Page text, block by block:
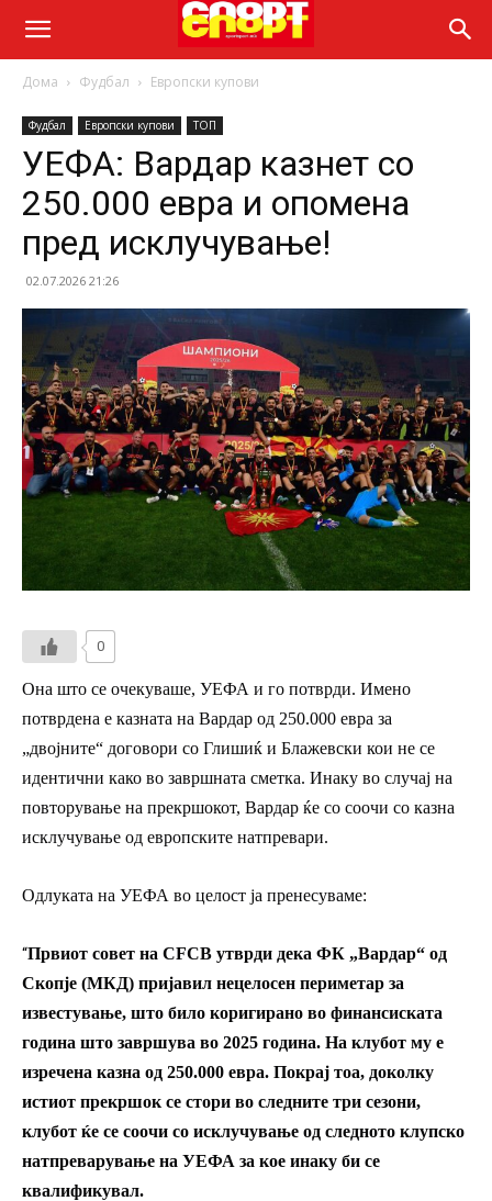
Дома Фудбал Европски купови
Фудбал Европски купови ТОП
УЕФА: Вардар казнет со
250.000 евра и опомена
пред исклучување!
02.07.2026 21:26
0
Она што се очекуваше, УЕФА и го потврди. Имено
потврдена е казната на Вардар од 250.000 евра за
„двојните“ договори со Глишиќ и Блажевски кои не се
идентични како во завршната сметка. Инаку во случај на
повторување на прекршокот, Вардар ќе со соочи со казна
исклучување од европските натпревари.
Одлуката на УЕФА во целост ја пренесуваме:
“Првиот совет на CFCB утврди дека ФК „Вардар“ од
Скопје (МКД) пријавил нецелосен периметар за
известување, што било коригирано во финансиската
година што завршува во 2025 година. На клубот му е
изречена казна од 250.000 евра. Покрај тоа, доколку
истиот прекршок се стори во следните три сезони,
клубот ќе се соочи со исклучување од следното клупско
натпреварување на УЕФА за кое инаку би се
квалификувал.